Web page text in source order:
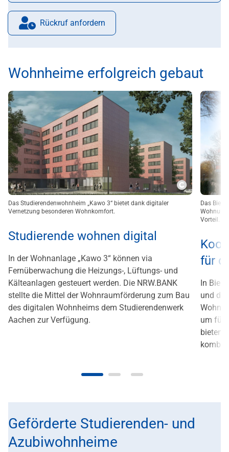
Rückruf anfordern
Wohnheime erfolgreich gebaut
Copyright
Das Studierendenwohnheim „Kawo 3“ bietet dank digitaler
Vernetzung besonderen Wohnkomfort.
Studierende wohnen digital
In der Wohnanlage „Kawo 3“ können via
Fernüberwachung die Heizungs-, Lüftungs- und
Kälteanlagen gesteuert werden. Die NRW.BANK
stellte die Mittel der Wohnraumförderung zum Bau
des digitalen Wohnheims dem Studierendenwerk
Aachen zur Verfügung.
Das
Vorteil.
für
In
und
um für
bieten.
Geförderte Studierenden- und
Azubiwohnheime